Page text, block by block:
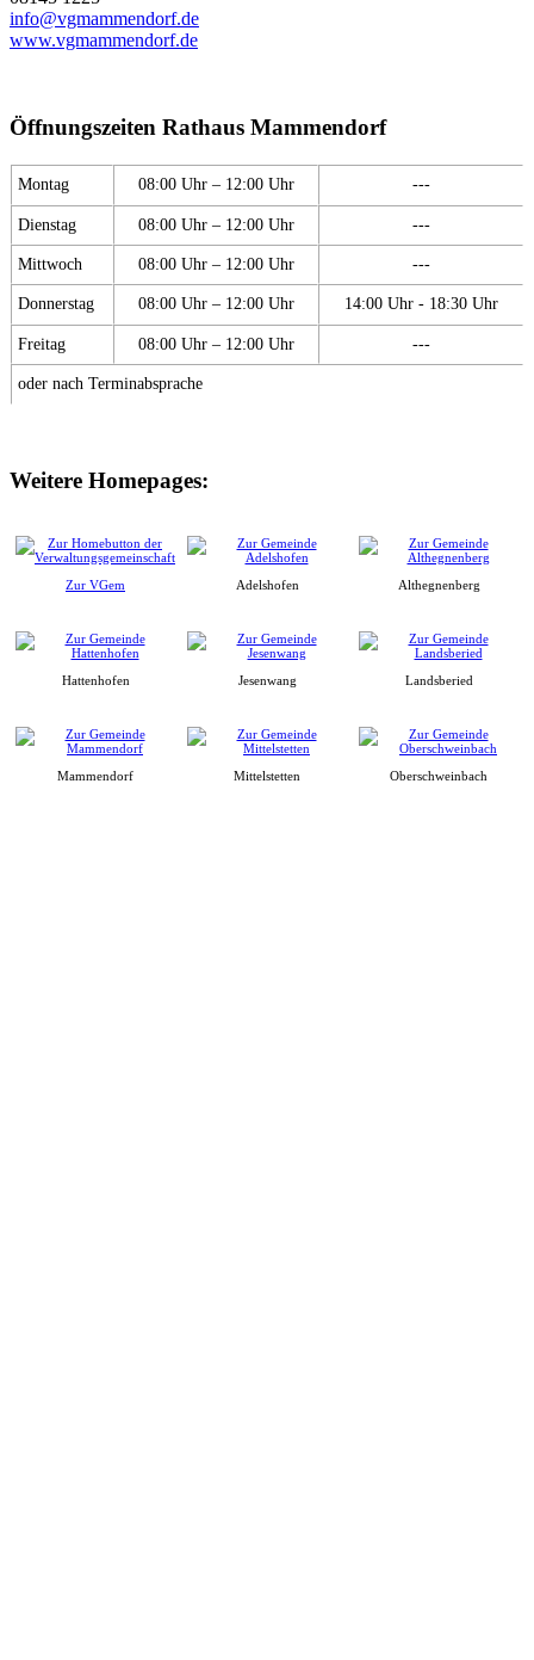
info@vgmammendorf.de
www.vgmammendorf.de
Öffnungszeiten Rathaus Mammendorf
Montag 08:00 Uhr – 12:00 Uhr ---
Dienstag 08:00 Uhr – 12:00 Uhr ---
Mittwoch 08:00 Uhr – 12:00 Uhr ---
Donnerstag 08:00 Uhr – 12:00 Uhr 14:00 Uhr - 18:30 Uhr
Freitag 08:00 Uhr – 12:00 Uhr ---
oder nach Terminabsprache
Weitere Homepages:
Zur VGem Adelshofen Althegnenberg
Hattenhofen Jesenwang Landsberied
Mammendorf Mittelstetten Oberschweinbach